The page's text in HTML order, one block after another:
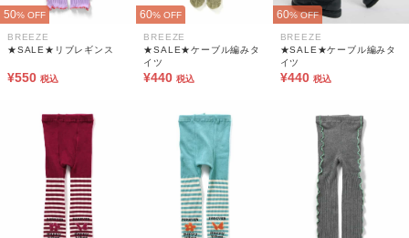
50% OFF
BREEZE
★SALE★リブレギンス
¥550 税込
60% OFF
BREEZE
★SALE★ケーブル編みタ
イツ
¥440 税込
60% OFF
BREEZE
★SALE★ケーブル編みタ
イツ
¥440 税込